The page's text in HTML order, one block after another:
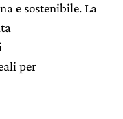
e sostenibile. La
per